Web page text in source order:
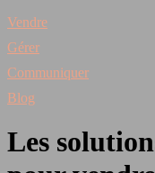
Vendre
Gérer
Communiquer
Blog
Les